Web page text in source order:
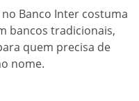
Banco Inter costuma
bancos tradicionais,
quem precisa de
nome.